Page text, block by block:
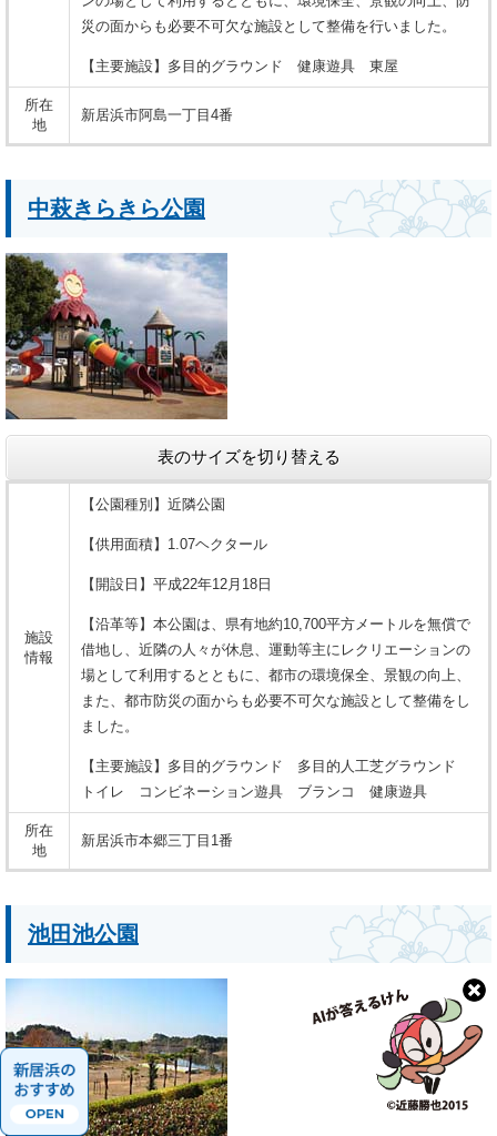
災の面からも必要不可欠な施設として整備を行いました。
【主要施設】多目的グラウンド 健康遊具 東屋
所在
地
新居浜市阿島一丁目4番
中萩きらきら公園
表のサイズを切り替える
施設
情報
【公園種別】近隣公園
【供用面積】1.07ヘクタール
【開設日】平成22年12月18日
【沿革等】本公園は、県有地約10,700平方メートルを無償で
借地し、近隣の人々が休息、運動等主にレクリエーションの
場として利用するとともに、都市の環境保全、景観の向上、
また、都市防災の面からも必要不可欠な施設として整備をし
ました。
【主要施設】多目的グラウンド 多目的人工芝グラウンド
トイレ コンビネーション遊具 ブランコ 健康遊具
所在
地
新居浜市本郷三丁目1番
池田池公園
新
居